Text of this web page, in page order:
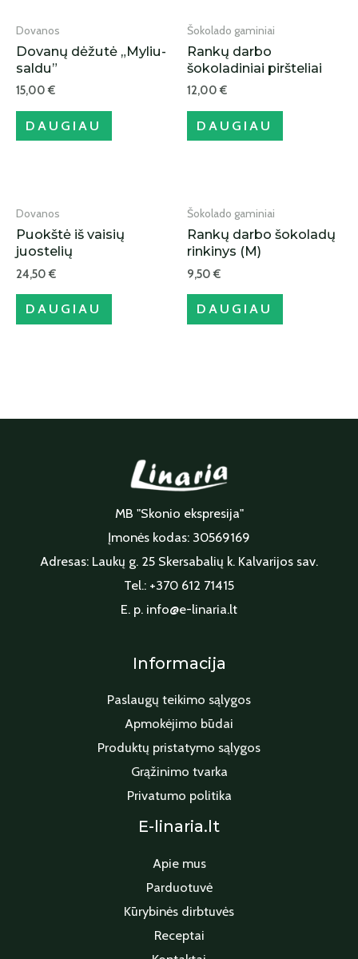
Dovanos
Dovanų dėžutė „Myliu-
saldu”
15,00€
DAUGIAU
Šokolado gaminiai
Rankų darbo
šokoladiniai piršteliai
12,00€
DAUGIAU
Dovanos
Puokštė iš vaisių
juostelių
24,50€
DAUGIAU
Šokolado gaminiai
Rankų darbo šokoladų
rinkinys (M)
9,50€
DAUGIAU
MB "Skonio ekspresija"
Įmonės kodas: 30569169
Adresas: Laukų g. 25 Skersabalių k. Kalvarijos sav.
Tel.: +370 612 71415
E. p. info@e-linaria.lt
Informacija
Paslaugų teikimo sąlygos
Apmokėjimo būdai
Produktų pristatymo sąlygos
Grąžinimo tvarka
Privatumo politika
E-linaria.lt
Apie mus
Parduotuvė
Kūrybinės dirbtuvės
Receptai